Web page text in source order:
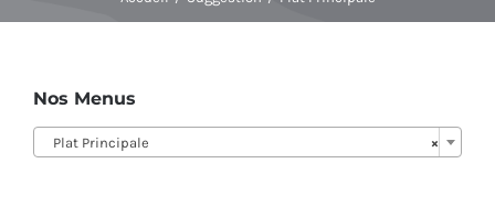
Nos Menus
×
Plat Principale